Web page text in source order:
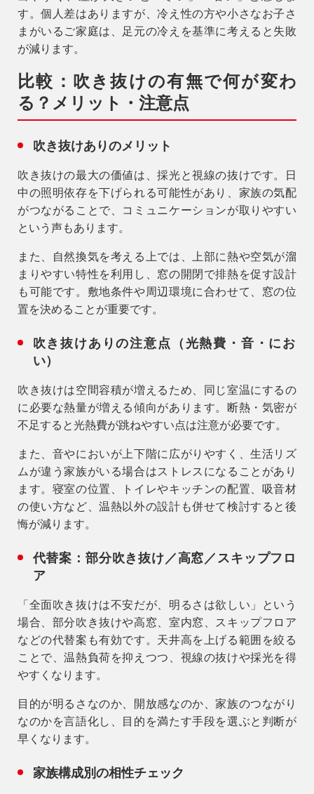
す。個人差はありますが、冷え性の方や小さなお子さ
まがいるご家庭は、足元の冷えを基準に考えると失敗
が減ります。
比較：吹き抜けの有無で何が変わ
る？メリット・注意点
吹き抜けありのメリット
吹き抜けの最大の価値は、採光と視線の抜けです。日
中の照明依存を下げられる可能性があり、家族の気配
がつながることで、コミュニケーションが取りやすい
という声もあります。
また、自然換気を考える上では、上部に熱や空気が溜
まりやすい特性を利用し、窓の開閉で排熱を促す設計
も可能です。敷地条件や周辺環境に合わせて、窓の位
置を決めることが重要です。
吹き抜けありの注意点（光熱費・音・にお
い）
吹き抜けは空間容積が増えるため、同じ室温にするの
に必要な熱量が増える傾向があります。断熱・気密が
不足すると光熱費が跳ねやすい点は注意が必要です。
また、音やにおいが上下階に広がりやすく、生活リズ
ムが違う家族がいる場合はストレスになることがあり
ます。寝室の位置、トイレやキッチンの配置、吸音材
の使い方など、温熱以外の設計も併せて検討すると後
悔が減ります。
代替案：部分吹き抜け／高窓／スキップフロ
ア
「全面吹き抜けは不安だが、明るさは欲しい」という
場合、部分吹き抜けや高窓、室内窓、スキップフロア
などの代替案も有効です。天井高を上げる範囲を絞る
ことで、温熱負荷を抑えつつ、視線の抜けや採光を得
やすくなります。
目的が明るさ なのか、 開放感なのか、家族のつながり
なのかを言語化し、目的を満たす手段を選ぶと判断が
早くなります。
家族構成別の相性チェック